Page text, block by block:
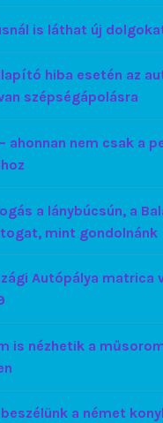
is láthat új
hiba esetén az
szépségápolásra
ahonnan nem csak a
a lánybúcsún, a
mint gondolnánk
Autópálya matrica
is nézhetik a
a német